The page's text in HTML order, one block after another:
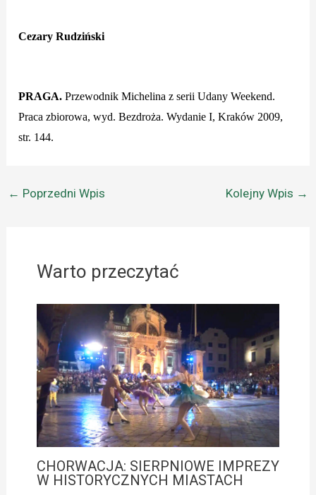
Cezary Rudziński
PRAGA. Przewodnik Michelina z serii Udany Weekend.
Praca zbiorowa, wyd. Bezdroża. Wydanie I, Kraków 2009,
str. 144.
← Poprzedni Wpis Kolejny Wpis →
Warto przeczytać
CHORWACJA: SIERPNIOWE IMPREZY
W HISTORYCZNYCH MIASTACH